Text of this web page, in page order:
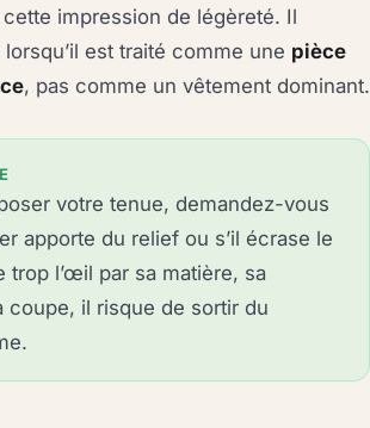
impression de légèreté. Il
est traité comme une pièce
, pas comme un vêtement dominant.
votre tenue, demandez-vous
apporte du relief ou s’il écrase le
trop l’œil par sa matière, sa
coupe, il risque de sortir du